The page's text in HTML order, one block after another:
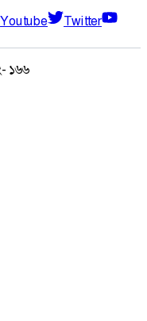
Youtube
Twitter
১৬৬